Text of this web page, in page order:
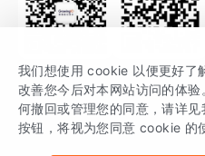
SDK 文档
场景指南
关注公众号 获取更多干货
GrowingIO 是专注于数据智能分析
分
我们想使用 cookie 以便更好了
改善您今后对本网站访问的体
何撤回或管理您的同意，请详见
按钮，将视为您同意 cookie 的